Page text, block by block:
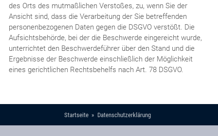
des Orts des mutmaßlichen Verstoßes, zu, wenn Sie der
Ansicht sind, dass die Verarbeitung der Sie betreffenden
personenbezogenen Daten gegen die DSGVO verstößt. Die
Aufsichtsbehörde, bei der die Beschwerde eingereicht wurde,
unterrichtet den Beschwerdeführer über den Stand und die
Ergebnisse der Beschwerde einschließlich der Möglichkeit
eines gerichtlichen Rechtsbehelfs nach Art. 78 DSGVO.
Startseite Datenschutzerklärung